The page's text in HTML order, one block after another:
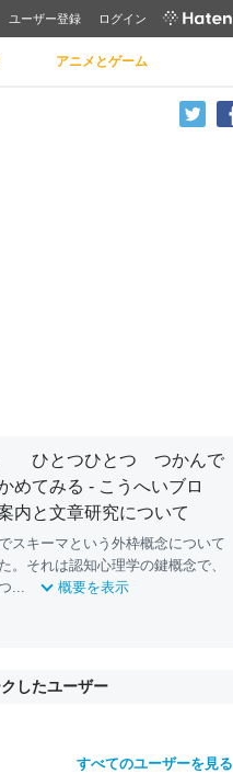
ユーザー登録 ログイン
アニメとゲーム
ひとつひとつ つかんで
てみる - こうへいブロ
内と文章研究について
スキーマという外枠概念について
。それは認知心理学の鍵概念で、
...
概要を表示
したユーザー
すべてのユーザーを見る